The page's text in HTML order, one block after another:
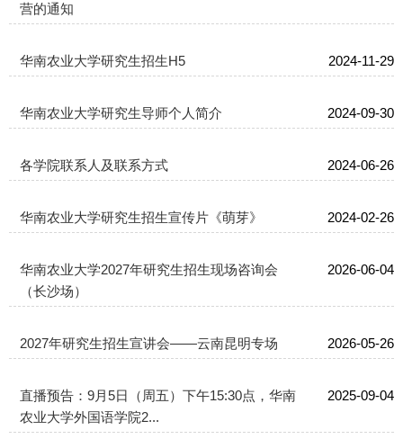
营的通知
华南农业大学研究生招生H5 2024-11-29
华南农业大学研究生导师个人简介 2024-09-30
各学院联系人及联系方式 2024-06-26
华南农业大学研究生招生宣传片《萌芽》 2024-02-26
华南农业大学2027年研究生招生现场咨询会
（长沙场）
2026-06-04
2027年研究生招生宣讲会——云南昆明专场 2026-05-26
直播预告：9月5日（周五）下午15:30点，华南
农业大学外国语学院2...
2025-09-04